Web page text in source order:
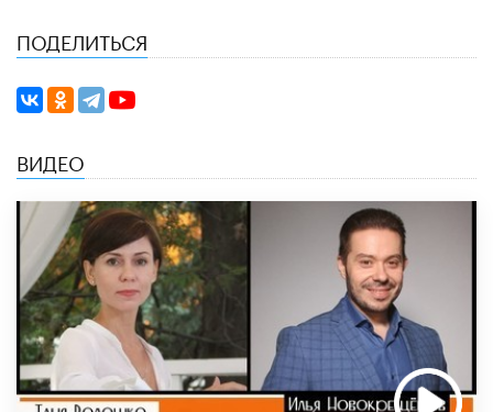
ПОДЕЛИТЬСЯ
ВИДЕО